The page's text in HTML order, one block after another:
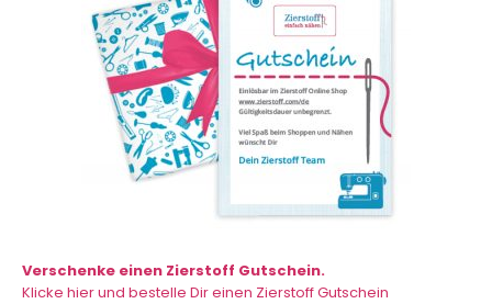
Verschenke einen Zierstoff Gutschein.
Klicke hier und bestelle Dir einen Zierstoff Gutschein